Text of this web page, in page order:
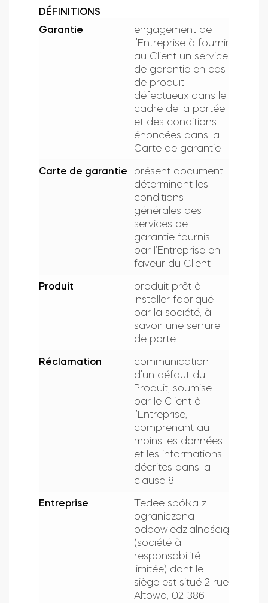
DÉFINITIONS
Garantie
engagement de
l’Entreprise à fournir
au Client un service
de garantie en cas
de produit
défectueux dans le
cadre de la portée
et des conditions
énoncées dans la
Carte de garantie
Carte de garantie
présent document
déterminant les
conditions
générales des
services de
garantie fournis
par l’Entreprise en
faveur du Client
Produit
produit prêt à
installer fabriqué
par la société, à
savoir une serrure
de porte
Réclamation
communication
d’un défaut du
Produit, soumise
par le Client à
l’Entreprise,
comprenant au
moins les données
et les informations
décrites dans la
clause 8
Entreprise
Tedee spółka z
ograniczoną
odpowiedzialnością
(société à
responsabilité
limitée) dont le
siège est situé 2 rue
Altowa, 02-386